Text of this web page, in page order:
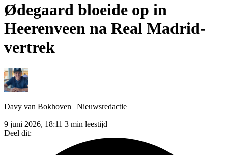
Ødegaard bloeide op in
Heerenveen na Real Madrid-
vertrek
Davy van Bokhoven | Nieuwsredactie
9 juni 2026, 18:11 3 min leestijd
Deel dit: